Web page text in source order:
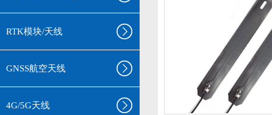
RTK模块/天线
GNSS航空天线
4G/5G天线